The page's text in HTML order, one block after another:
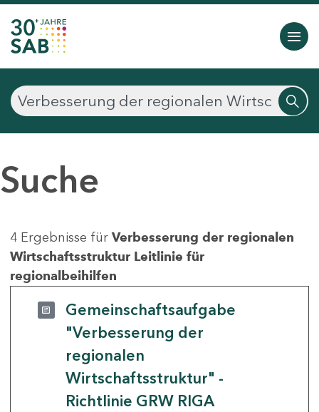
Suche
4 Ergebnisse für Verbesserung der regionalen
Wirtschaftsstruktur Leitlinie für
regionalbeihilfen
Gemeinschaftsaufgabe
"Verbesserung der
regionalen
Wirtschaftsstruktur" -
Richtlinie GRW RIGA